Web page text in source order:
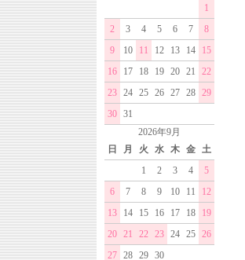
1
2
3 4 5 6 7
8
9
10 11 12 13 14
15
16
17 18 19 20 21
22
23 24 25 26 27 28 29
30 31
2026年9月
日
月 火 水 木 金 土
1
2 3 4
5
6
7 8 9 10 11
12
13
14 15 16 17 18
19
20 21 22 23 24 25 26
27 28 29 30